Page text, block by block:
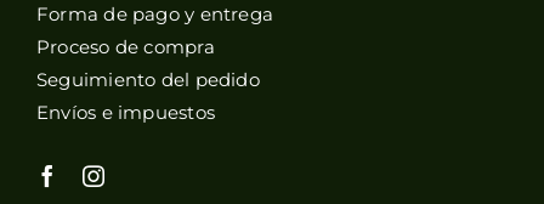
Forma de pago y entrega
Proceso de compra
Seguimiento del pedido
Envíos e impuestos